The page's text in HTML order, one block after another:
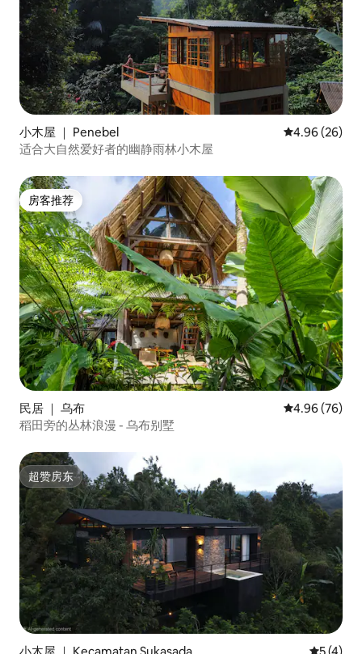
小木屋 ｜ Penebel 平均评分 4.96
4.96 (26)
适合大自然爱好者的幽静雨林小木屋
房客推荐
房客推荐
民居 ｜ 乌布 平均评分 4.96
4.96 (76)
稻田旁的丛林浪漫 - 乌布别墅
超赞房东
超赞房东